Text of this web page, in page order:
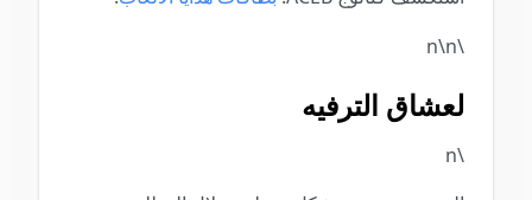
لعشاق الترفيه